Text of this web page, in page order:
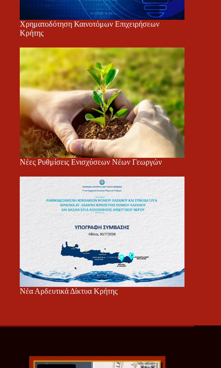
Χρηματοδότηση Καινοτόμων Επιχειρήσεων
Κρήτης
Νέες Ρυθμίσεις Ενισχύσεων Νέων Γεωργών
Νέα Αρδευτικά Δίκτυα Κρήτης